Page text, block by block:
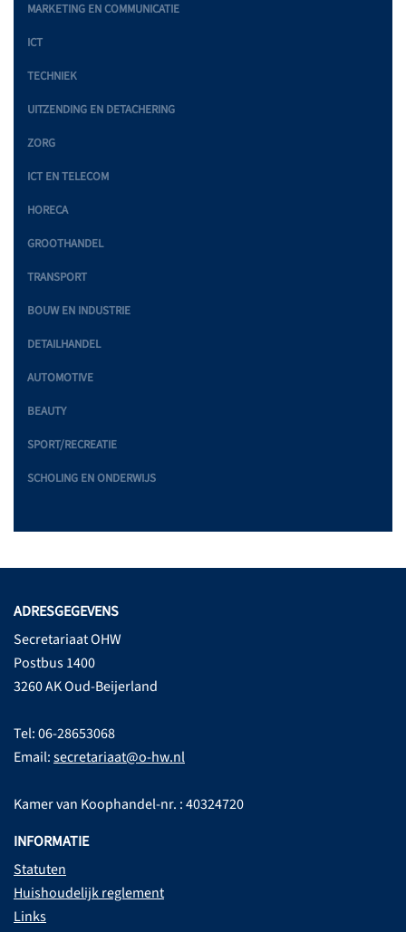
MARKETING EN COMMUNICATIE
ICT
TECHNIEK
UITZENDING EN DETACHERING
ZORG
ICT EN TELECOM
HORECA
GROOTHANDEL
TRANSPORT
BOUW EN INDUSTRIE
DETAILHANDEL
AUTOMOTIVE
BEAUTY
SPORT/RECREATIE
SCHOLING EN ONDERWIJS
ADRESGEGEVENS
Secretariaat OHW
Postbus 1400
3260 AK Oud-Beijerland
Tel: 06-28653068
Email:secretariaat@o-hw.nl
Kamer van Koophandel-nr. : 40324720
INFORMATIE
Statuten
Huishoudelijk reglement
Links